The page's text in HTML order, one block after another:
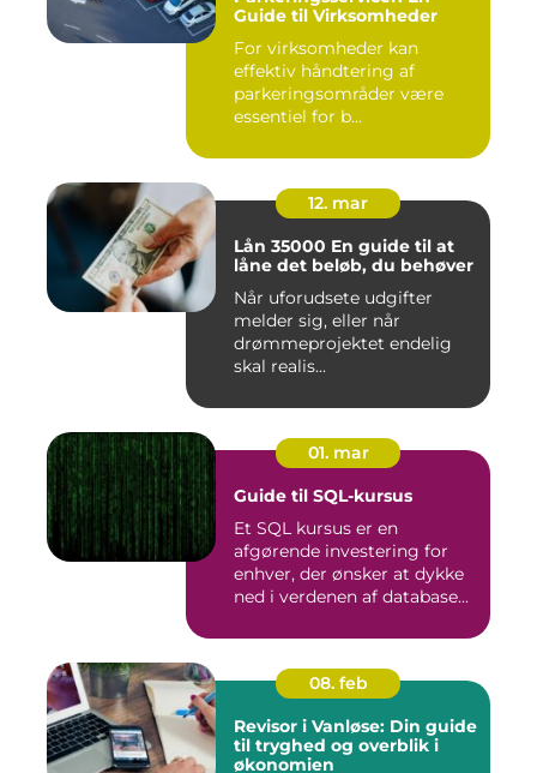
Guide til Virksomheder
For virksomheder kan
effektiv håndtering af
parkeringsområder være
essentiel for b...
12. mar
Lån 35000 En guide til at
låne det beløb, du behøver
Når uforudsete udgifter
melder sig, eller når
drømmeprojektet endelig
skal realis...
01. mar
Guide til SQL-kursus
Et SQL kursus er en
afgørende investering for
enhver, der ønsker at dykke
ned i verdenen af database...
08. feb
Revisor i Vanløse: Din guide
til tryghed og overblik i
økonomien